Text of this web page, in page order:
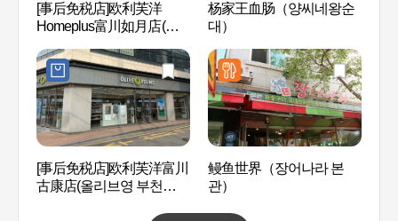
[事后免税店]欧利芙洋
Homeplus富川如月店(올
점)
杨家王血肠（양씨네왕순
대）
[事后免税店]欧利芙洋富川
古康店(올리브영 부천고강
鳗鱼世界（장어나라 본
관）